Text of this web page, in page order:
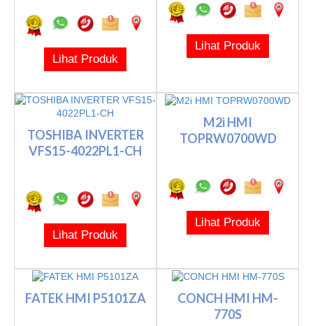
Lihat Produk
Lihat Produk
TOSHIBA INVERTER
VFS15-4022PL1-CH
Lihat Produk
M2i HMI
TOPRW0700WD
Lihat Produk
FATEK HMI P5101ZA
CONCH HMI HM-
770S